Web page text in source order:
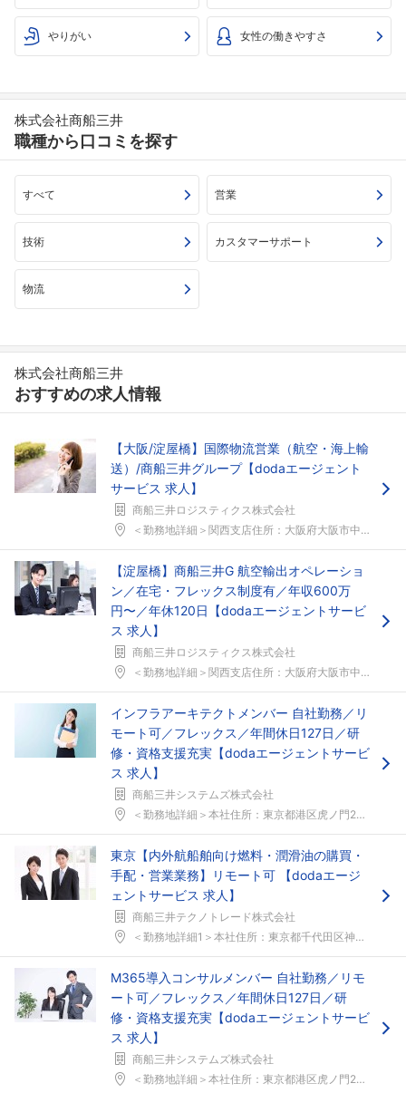
やりがい 女性の働きやすさ
株式会社商船三井
職種から口コミを探す
すべて 営業
技術 カスタマーサポート
物流
株式会社商船三井
おすすめの求人情報
【大阪/淀屋橋】国際物流営業（航空・海上輸
送）/商船三井グループ【dodaエージェント
サービス 求人】
商船三井ロジスティクス株式会社
＜勤務地詳細＞関西支店住所：大阪府大阪市中央区今橋...
【淀屋橋】商船三井G 航空輸出オペレーショ
ン／在宅・フレックス制度有／年収600万
円〜／年休120日【dodaエージェントサービ
ス 求人】
商船三井ロジスティクス株式会社
＜勤務地詳細＞関西支店住所：大阪府大阪市中央区今橋...
インフラアーキテクトメンバー 自社勤務／リ
モート可／フレックス／年間休日127日／研
修・資格支援充実【dodaエージェントサービ
ス 求人】
商船三井システムズ株式会社
＜勤務地詳細＞本社住所：東京都港区虎ノ門2-1-1...
東京【内外航船舶向け燃料・潤滑油の購買・
手配・営業業務】リモート可 【dodaエージ
ェントサービス 求人】
商船三井テクノトレード株式会社
＜勤務地詳細1＞本社住所：東京都千代田区神田錦町2...
M365導入コンサルメンバー 自社勤務／リモ
ート可／フレックス／年間休日127日／研
修・資格支援充実【dodaエージェントサービ
ス 求人】
商船三井システムズ株式会社
＜勤務地詳細＞本社住所：東京都港区虎ノ門2-1-1...